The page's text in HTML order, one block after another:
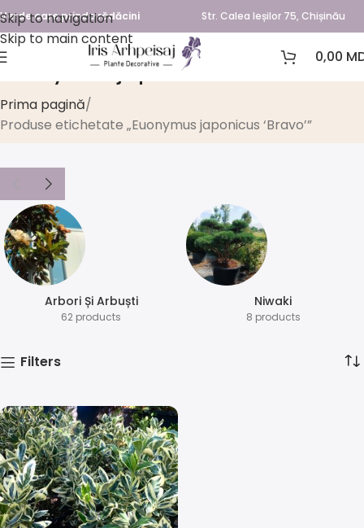
Skip to navigation
Skip to main content
Verde care prinde rădăcini Str. Calea Ieșilor 75, Chișinău
0,00
Euonymus japonicus ‘Bravo’
Prima pagină
Produse etichetate „Euonymus japonicus ‘Bravo’”
Arbori Și Arbuști
62 products
⁠Niwaki
8 products
Filters